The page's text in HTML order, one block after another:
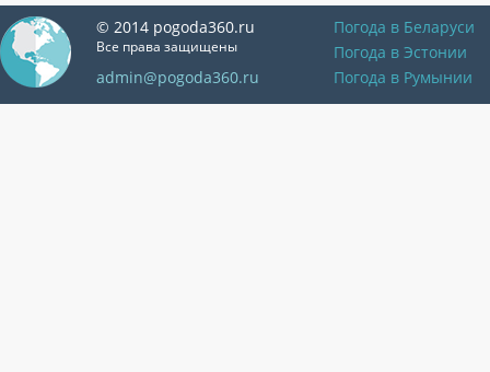
© 2014 pogoda360.ru
Все права защищены
admin@pogoda360.ru
Погода в Беларуси
Погода в Эстонии
Погода в Румынии